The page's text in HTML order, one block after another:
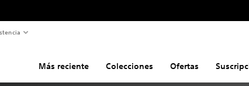
Más reciente Colecciones Ofertas